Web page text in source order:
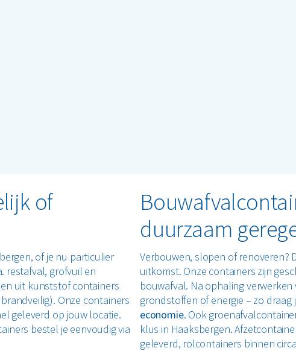
of
of je nu particulier
restafval, grofvuil en
uit kunststof containers
Onze containers
geleverd op jouw locatie.
bestel je eenvoudig via
duurzaam
Verbouwen, slopen of renoveren?
uitkomst. Onze containers zijn
bouwafval. Na ophaling
grondstoffen of energie – zo draag
economie. Ook
klus in Haaksbergen.
geleverd, rolcontainers binnen